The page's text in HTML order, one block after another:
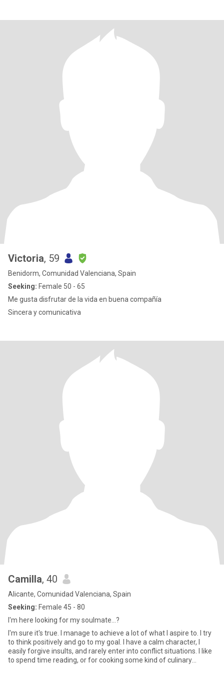
Victoria, 59
Benidorm, Comunidad Valenciana, Spain
Seeking: Female 50 - 65
Me gusta disfrutar de la vida en buena compañía
Sincera y comunicativa
Camilla, 40
Alicante, Comunidad Valenciana, Spain
Seeking: Female 45 - 80
I'm here looking for my soulmate...?
I'm sure it's true. I manage to achieve a lot of what I aspire to. I try
to think positively and go to my goal. I have a calm character, I
easily forgive insults, and rarely enter into conflict situations. I like
to spend time reading, or for cooking some kind of culinary